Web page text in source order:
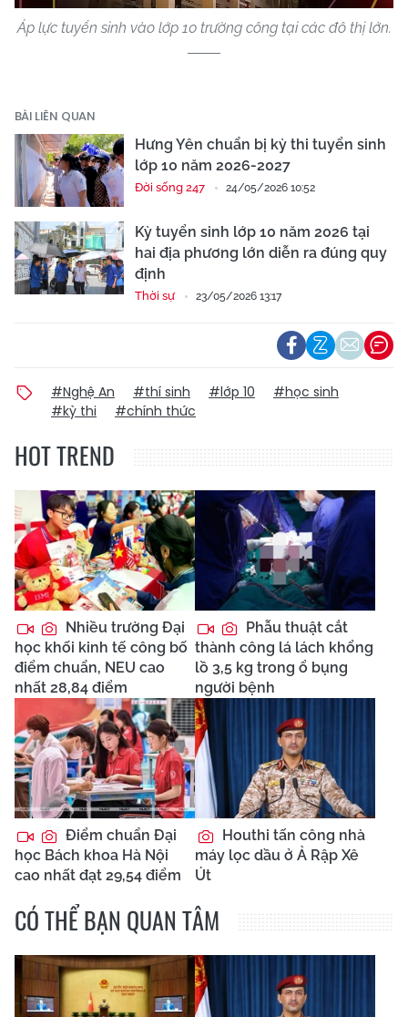
Áp lực tuyển sinh vào lớp 10 trường công tại các đô thị lớn.
BÀI LIÊN QUAN
Hưng Yên chuẩn bị kỳ thi tuyển sinh
lớp 10 năm 2026-2027
Đời sống 247 24/05/2026 10:52
Kỳ tuyển sinh lớp 10 năm 2026 tại
hai địa phương lớn diễn ra đúng quy
định
Thời sự 23/05/2026 13:17
#Nghệ An #thí sinh #lớp 10
#học sinh
#kỳ thi
#chính thức
HOT TREND
Nhiều trường Đại
học khối kinh tế công bố
điểm chuẩn, NEU cao
nhất 28,84 điểm
Phẫu thuật cắt
thành công lá lách khổng
lồ 3,5 kg trong ổ bụng
người bệnh
Điểm chuẩn Đại
học Bách khoa Hà Nội
cao nhất đạt 29,54 điểm
Houthi tấn công nhà
máy lọc dầu ở Ả Rập Xê
Út
CÓ THỂ BẠN QUAN TÂM